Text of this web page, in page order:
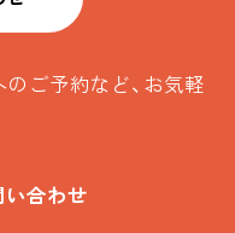
ご予約など、お気軽
い合わせ